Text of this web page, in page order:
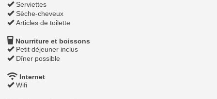
Serviettes
Sèche-cheveux
Articles de toilette
Nourriture et boissons
Petit déjeuner inclus
Dîner possible
Internet
Wifi